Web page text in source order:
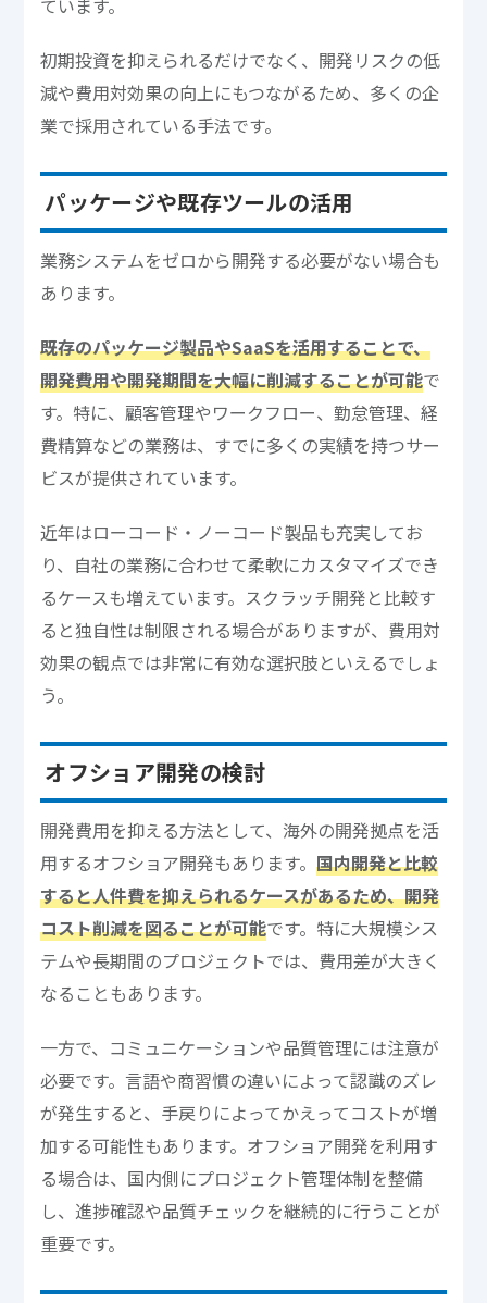
ています。
初期投資を抑えられるだけでなく、開発リスクの低
減や費用対効果の向上にもつながるため、多くの企
業で採用されている手法です。
パッケージや既存ツールの活用
業務システムをゼロから開発する必要がない場合も
あります。
既存のパッケージ製品やSaaSを活用することで、
開発費用や開発期間を大幅に削減することが可能で
す。特に、顧客管理やワークフロー、勤怠管理、経
費精算などの業務は、すでに多くの実績を持つサー
ビスが提供されています。
近年はローコード・ノーコード製品も充実してお
り、自社の業務に合わせて柔軟にカスタマイズでき
るケースも増えています。スクラッチ開発と比較す
ると独自性は制限される場合がありますが、費用対
効果の観点では非常に有効な選択肢といえるでしょ
う。
オフショア開発の検討
開発費用を抑える方法として、海外の開発拠点を活
用するオフショア開発もあります。国内開発と比較
すると人件費を抑えられるケースがあるため、開発
コスト削減を図ることが可能です。特に大規模シス
テムや長期間のプロジェクトでは、費用差が大きく
なることもあります。
一方で、コミュニケーションや品質管理には注意が
必要です。言語や商習慣の違いによって認識のズレ
が発生すると、手戻りによってかえってコストが増
加する可能性もあります。オフショア開発を利用す
る場合は、国内側にプロジェクト管理体制を整備
し、進捗確認や品質チェックを継続的に行うことが
重要です。